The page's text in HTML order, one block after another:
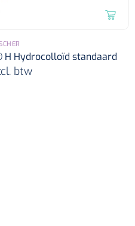
H Hydrocolloïd standaard
btw